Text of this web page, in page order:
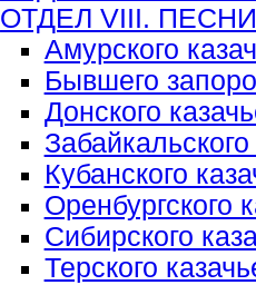
ОТДЕЛ VIII.
Амурского
Бывшего
Донского
Кубанского
Оренбургского
Сибирского
Терского